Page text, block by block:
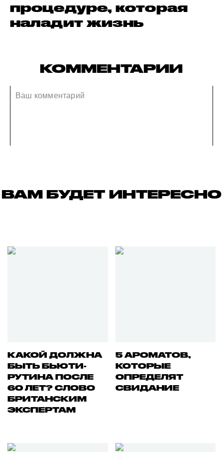
процедуре, которая
наладит жизнь
КОММЕНТАРИИ
ВАМ БУДЕТ ИНТЕРЕСНО
КАКОЙ ДОЛЖНА
БЫТЬ БЬЮТИ-
РУТИНА ПОСЛЕ
60 ЛЕТ? СЛОВО
БРИТАНСКИМ
ЭКСПЕРТАМ
5 АРОМАТОВ,
КОТОРЫЕ
ОПРЕДЕЛЯТ
СВИДАНИЕ